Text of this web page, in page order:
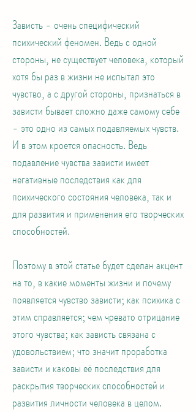
Зависть - очень специфический
психический феномен. Ведь с одной
стороны, не существует человека, который
хотя бы раз в жизни не испытал это
чувство, а с другой стороны, признаться в
зависти бывает сложно даже самому себе
- это одно из самых подавляемых чувств.
И в этом кроется опасность. Ведь
подавление чувства зависти имеет
негативные последствия как для
психического состояния человека, так и
для развития и применения его творческих
способностей.
Поэтому в этой статье будет сделан акцент
на то, в какие моменты жизни и почему
появляется чувство зависти; как психика с
этим справляется; чем чревато отрицание
этого чувства; как зависть связана с
удовольствием; что значит проработка
зависти и каковы её последствия для
раскрытия творческих способностей и
развития личности человека в целом.